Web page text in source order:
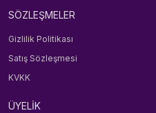
SÖZLEŞMELER
Gizlilik Politikası
Satış Sözleşmesi
KVKK
ÜYELİK